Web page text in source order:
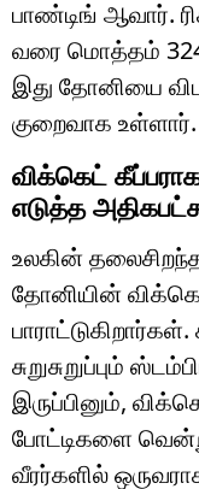
பாண்டிங் ஆவார்.
வரை மொத்தம் 324
இது தோனியை
குறைவாக உள்ளார்.
விக்கெட்
எடுத்த
உலகின்
தோனியின்
சுறுசுறுப்பும்
இருப்பினும்,
போட்டிகளை
வீரர்களில்